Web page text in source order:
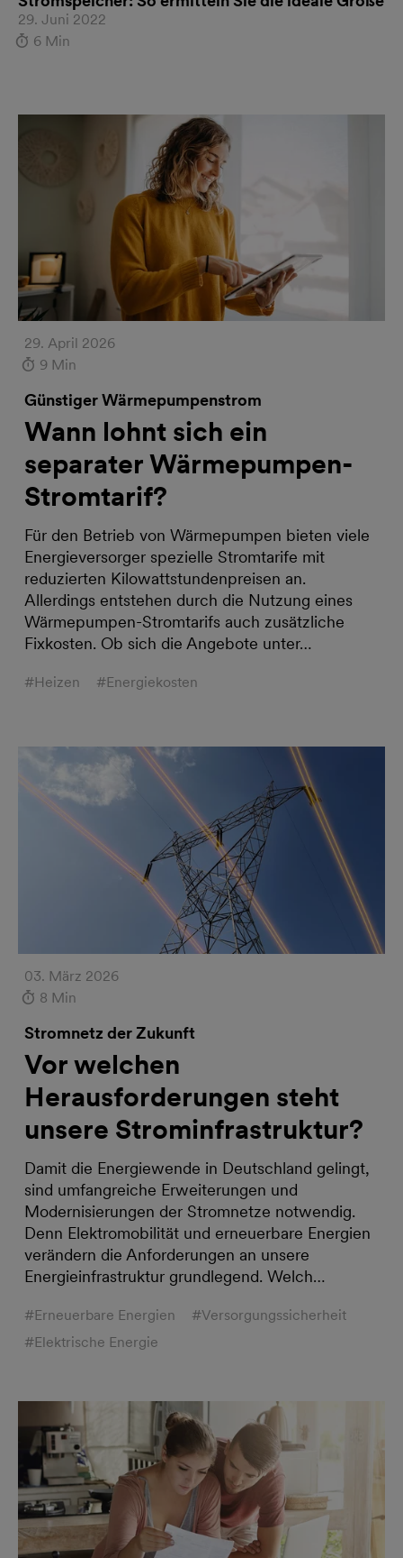
29. Juni 2022
6 Min
29. April 2026
9 Min
Günstiger Wärmepumpenstrom
Wann lohnt sich ein
separater Wärmepumpen-
Stromtarif?
Für den Betrieb von Wärmepumpen bieten viele
Energieversorger spezielle Stromtarife mit
reduzierten Kilowattstundenpreisen an.
Allerdings entstehen durch die Nutzung eines
Wärmepumpen-Stromtarifs auch zusätzliche
Fixkosten. Ob sich die Angebote unter…
#Heizen #Energiekosten
03. März 2026
8 Min
Stromnetz der Zukunft
Vor welchen
Herausforderungen steht
unsere Strominfrastruktur?
Damit die Energiewende in Deutschland gelingt,
sind umfangreiche Erweiterungen und
Modernisierungen der Stromnetze notwendig.
Denn Elektromobilität und erneuerbare Energien
verändern die Anforderungen an unsere
Energieinfrastruktur grundlegend. Welch…
#Erneuerbare Energien
#Versorgungssicherheit
#Elektrische Energie